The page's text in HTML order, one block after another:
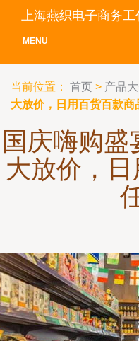
上海燕织电子商务工
MENU
当前位置： 首页 > 产品
大放价，日用百货百款商
国庆嗨购
大放价，